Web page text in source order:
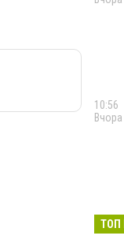
10:56
Вчора
09:43
Вчора
ТОП